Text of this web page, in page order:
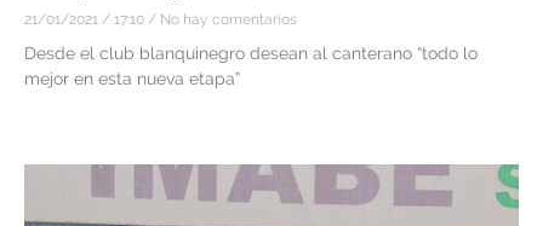
21/01/2021 17:10 No hay comentarios
Desde el club blanquinegro desean al canterano “todo lo
mejor en esta nueva etapa”